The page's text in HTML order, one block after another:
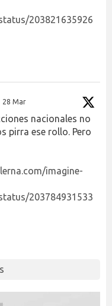
203821635926
28 Mar
nacionales no
pirra ese rollo. Pero
imagine-
203784931533